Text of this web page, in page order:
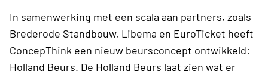
In samenwerking met een scala aan partners, zoals
Brederode Standbouw, Libema en EuroTicket heeft
ConcepThink een nieuw beursconcept ontwikkeld:
Holland Beurs. De Holland Beurs laat zien wat er